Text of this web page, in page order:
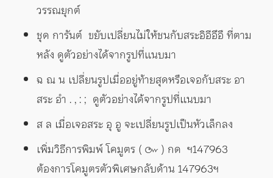
วรรณยุกต์
ชุด การันต์ ขยับเปลี่ยนไม่ให้ชนกับสระอิอีอึอื ที่ตาม
หลัง ดูตัวอย่างได้จากรูปที่แนบมา
ฉ ณ น เปลี่ยนรูปเมื่ออยู่ท้ายสุดหรือเจอกับสระ อา
สระ อำ . , : ; ดูตัวอย่างได้จากรูปที่แนบมา
ส ล เมื่อเจอสระ อุ อู จะเปลี่ยนรูปเป็นหัวเล็กลง
เพิ่มวิธีการพิมพ์ โคมูตร ( ๛ ) กด ฯ147963
ต้องการโคมูตรตัวพิเศษกลับด้าน 147963ฯ